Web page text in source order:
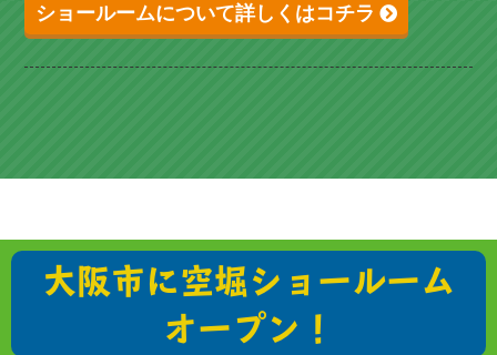
ショールームについて詳しくはコチラ
大阪市に空堀ショールーム
オープン！